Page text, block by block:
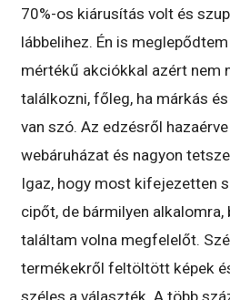
70%-os kiárusítás volt és
lábbelihez. Én is
mértékű akciókkal azért nem
találkozni, főleg, ha márkás
van szó. Az edzésről
webáruházat és nagyon
Igaz, hogy most kifejezetten
cipőt, de bármilyen
találtam volna megfelelőt.
termékekről feltöltött képek